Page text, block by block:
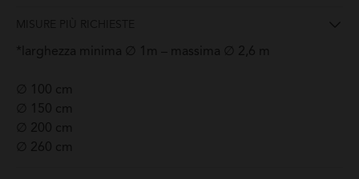
MISURE PIÙ RICHIESTE
*larghezza minima ∅ 1m – massima ∅ 2,6 m
∅ 100 cm
∅ 150 cm
∅ 200 cm
∅ 260 cm